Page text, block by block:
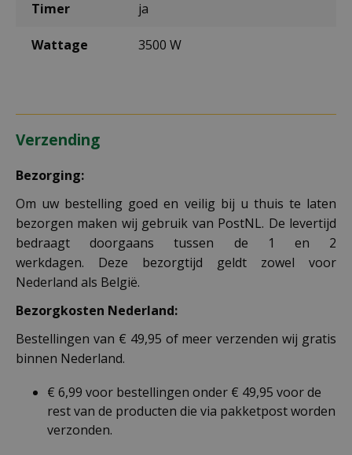
Timer ja
Wattage 3500 W
Verzending
Bezorging:
Om uw bestelling goed en veilig bij u thuis te laten
bezorgen maken wij gebruik van PostNL. De levertijd
bedraagt doorgaans tussen de 1 en 2
werkdagen. Deze bezorgtijd geldt zowel voor
Nederland als België.
Bezorgkosten Nederland:
Bestellingen van € 49,95 of meer verzenden wij gratis
binnen Nederland.
€ 6,99 voor bestellingen onder € 49,95 voor de
rest van de producten die via pakketpost worden
verzonden.